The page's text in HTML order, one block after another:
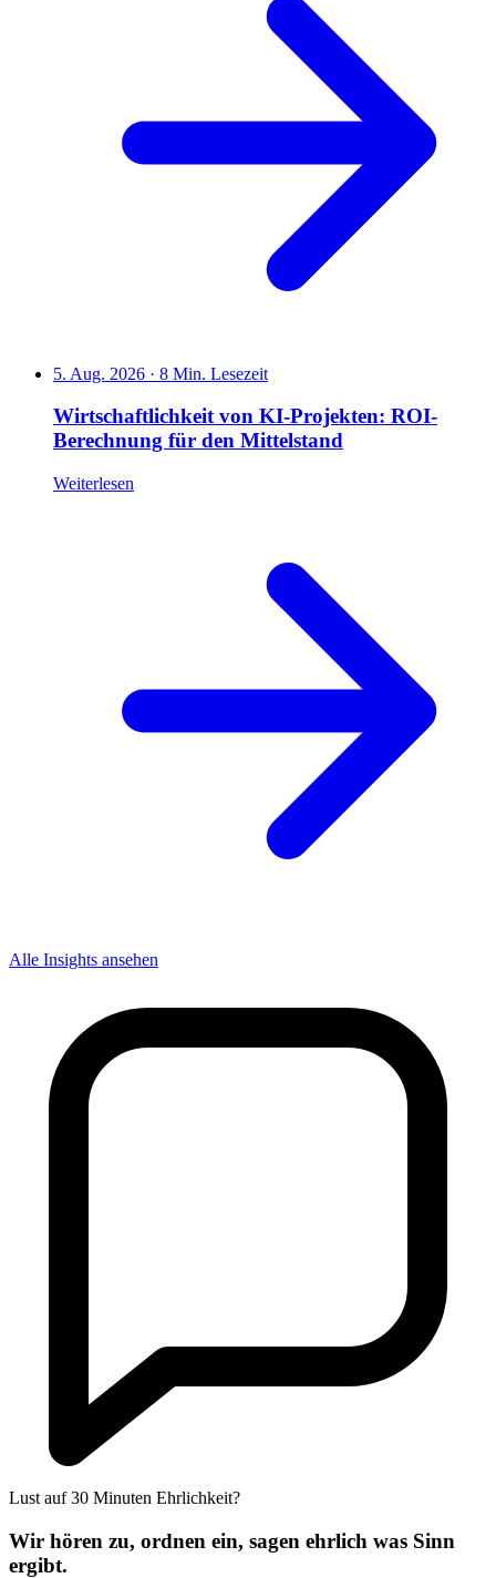
5. Aug. 2026 · 8 Min. Lesezeit
Wirtschaftlichkeit von KI-Projekten: ROI-
Berechnung für den Mittelstand
Weiterlesen
Alle Insights ansehen
Lust auf 30 Minuten Ehrlichkeit?
Wir hören zu, ordnen ein, sagen ehrlich was Sinn
ergibt.